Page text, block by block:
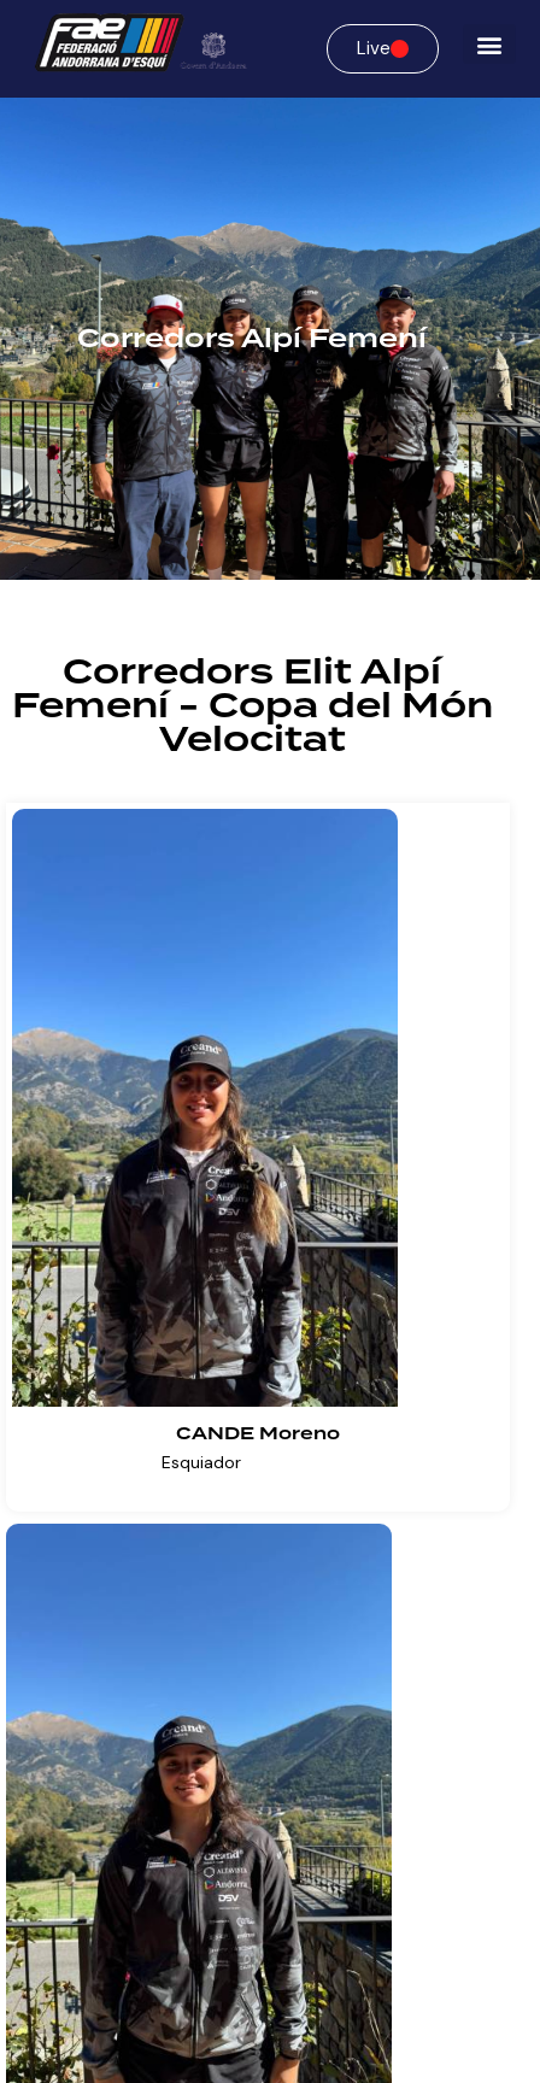
Live
Corredors Alpí Femení
Corredors Elit Alpí
Femení - Copa del Món
Velocitat
CANDE Moreno
Esquiador